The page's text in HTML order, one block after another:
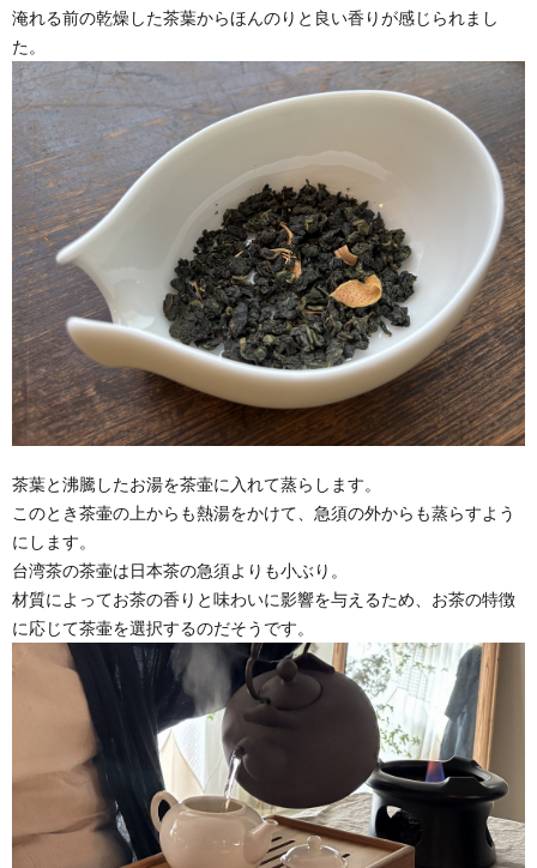
淹れる前の乾燥した茶葉からほんのりと良い香りが感じられまし
た。
茶葉と沸騰したお湯を茶壷に入れて蒸らします。
このとき茶壷の上からも熱湯をかけて、急須の外からも蒸らすよう
にします。
台湾茶の茶壷は日本茶の急須よりも小ぶり。
材質によってお茶の香りと味わいに影響を与えるため、お茶の特徴
に応じて茶壷を選択するのだそうです。